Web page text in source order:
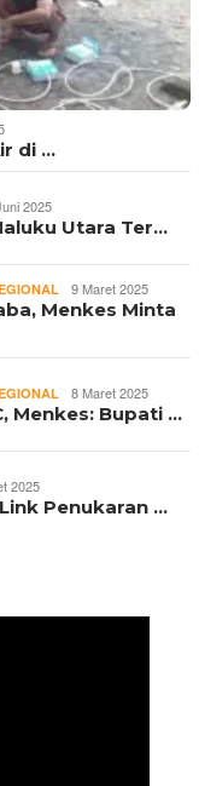
di …
2025
Utara Ter…
9 Maret 2025
Menkes Minta
8 Maret 2025
Menkes: Bupati …
2025
Penukaran …